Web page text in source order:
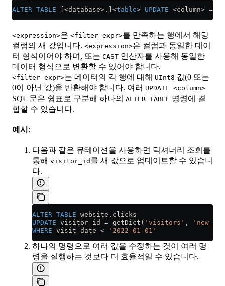
ALTER TABLE [<database>.] <table> UPDATE <column> =
<expression>은 <filter_expr>를 만족하는 행에서 해당
컬럼의 새 값입니다. <expression>은 컬럼과 동일한 데이
터 형식이어야 하며, 또는 CAST 연산자를 사용해 동일한
데이터 형식으로 변환할 수 있어야 합니다.
<filter_expr>는 데이터의 각 행에 대해 UInt8 값(0 또는
0이 아닌 값)을 반환해야 합니다. 여러 UPDATE <column>
SQL 문은 쉼표로 구분해 하나의 ALTER TABLE 명령에 결
합할 수 있습니다.
예시 :
다음과 같은 뮤테이션을 사용하면 딕셔너리 조회를
통해 visitor_id 를 새 값으로 업데이트할 수 있습니
다.
ALTER TABLE website . clicks
UPDATE visitor_id = getDict( 'visitors' ,
WHERE visit_date < '2022-01-01'
하나의 명령으로 여러 값을 수정하는 것이 여러 명
령을 실행하는 것보다 더 효율적일 수 있습니다.